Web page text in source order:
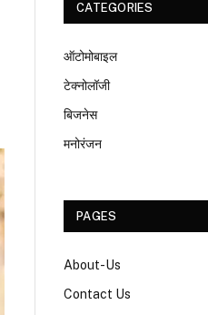
CATEGORIES
ऑटोमोबाइल
टेक्नोलॉजी
बिजनेस
मनोरंजन
PAGES
About-Us
Contact Us